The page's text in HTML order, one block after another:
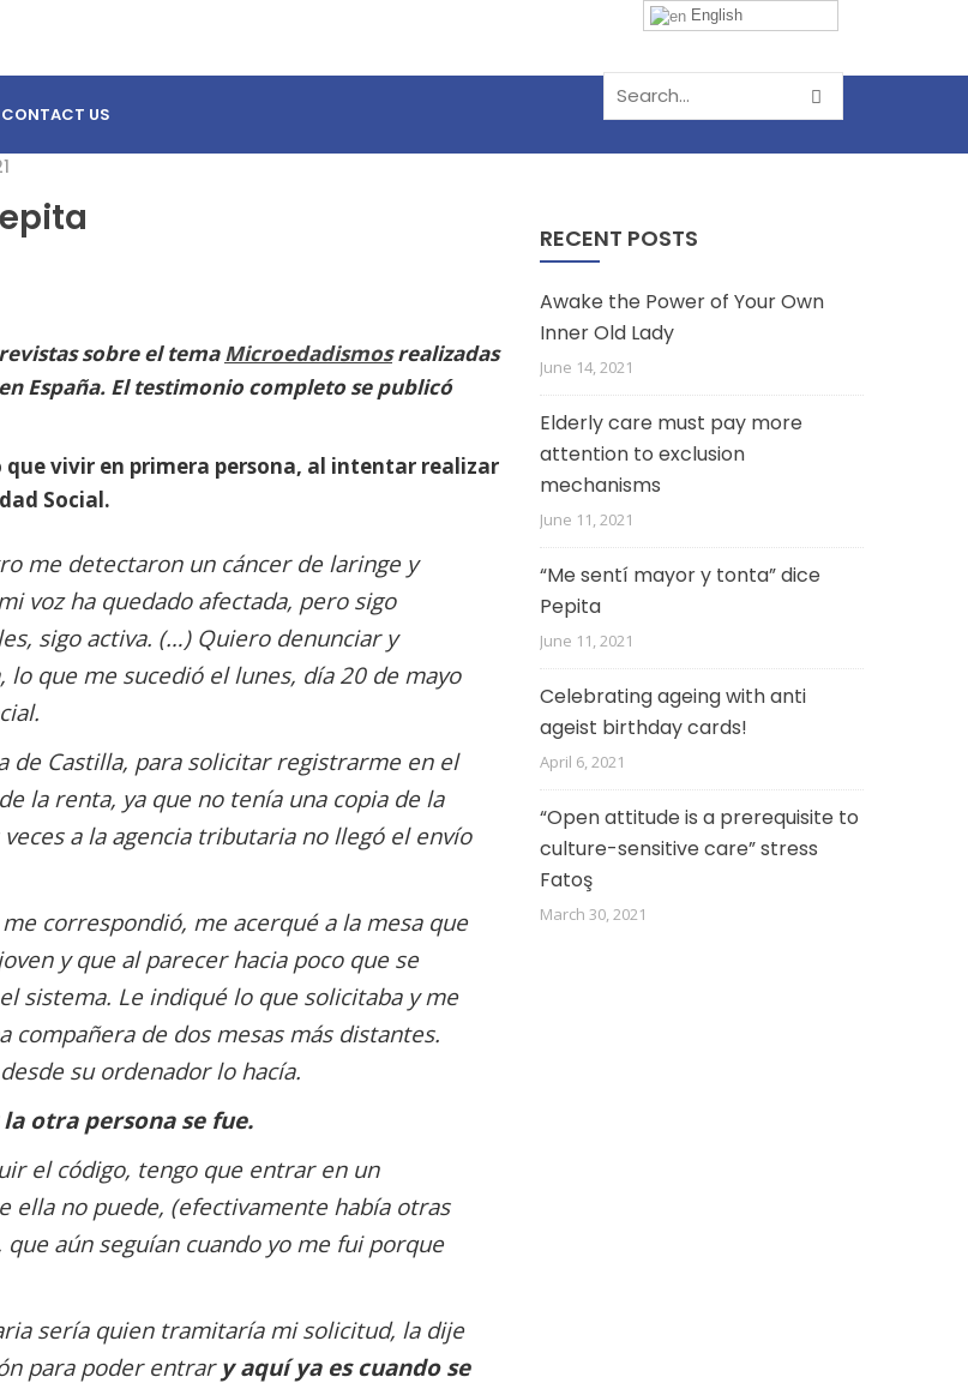
CONTACT US
sobre el temaMicroedadismosrealizadas
España. El testimonio completo se publicó
vivir en primera persona, al intentar realizar
Social.
me detectaron un cáncer de laringe y
voz ha quedado afectada, pero sigo
sigo activa. (…) Quiero denunciar y
que me sucedió el lunes, día 20 de mayo
de Castilla, para solicitar registrarme en el
la renta, ya que no tenía una copia de la
a la agencia tributaria no llegó el envío
correspondió, me acerqué a la mesa que
y que al parecer hacia poco que se
sistema. Le indiqué lo que solicitaba y me
compañera de dos mesas más distantes.
su ordenador lo hacía.
otra persona se fue.
el código, tengo que entrar en un
ella no puede, (efectivamente había otras
aún seguían cuando yo me fui porque
sería quien tramitaría mi solicitud, la dije
para poder entrar y aquí ya es cuando se
RECENT POSTS
Awake the Power of Your Own
Inner Old Lady
June 14, 2021
Elderly care must pay more
attention to exclusion
mechanisms
June 11, 2021
“Me sentí mayor y tonta” dice
Pepita
June 11, 2021
Celebrating ageing with anti
ageist birthday cards!
April 6, 2021
“Open attitude is a prerequisite to
culture-sensitive care” stress
Fatoş
March 30, 2021
English